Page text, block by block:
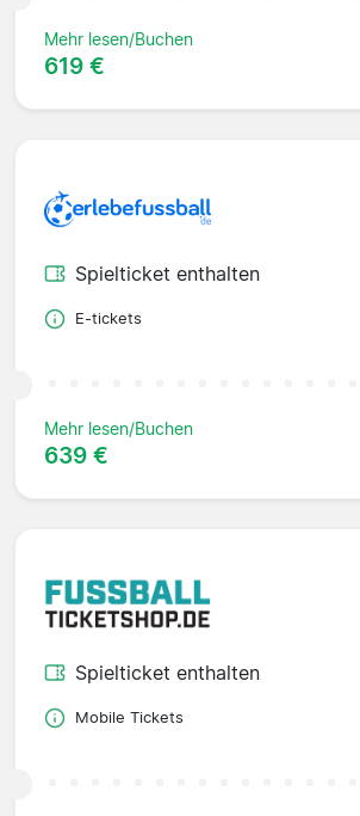
Mehr lesen/Buchen
619 €
Spielticket enthalten
E-tickets
Mehr lesen/Buchen
639 €
Spielticket enthalten
Mobile Tickets